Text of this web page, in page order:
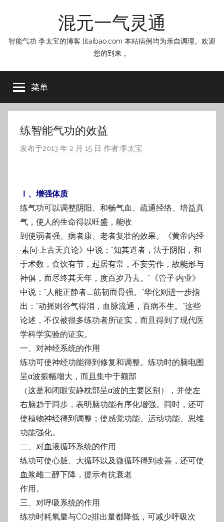
混元一气灵通
智能气功 李太宝的博客 litaibao.com 本站病例均为亲自调理。欢迎
您的到来 。
菜单
练智能气功的效益
发布于2013 年 2 月 15 日 作者:李太宝
Ⅰ、增强体质
练气功可以调整阴阳、和畅气血、疏通经络、培益真
气，使人的生命得以旺盛，能收
到使弱者强、病者康、老者复壮的效果。《黄帝内经
·素问·上古天真论》中说：“知其道者，法于阴阳，和
于术数，食饮有节，起居有常，不妄劳作，故能形与
神俱，而尽终其天年，度百岁乃去。”《管子·内业》
中说：“人能正静者……筋韧而骨强。”华佗则进一步指
出：“动摇则谷气得消，血脉流通，百病不生。”这些
论述，不仅被很多练功者所证实，而且得到了现代医
学科学实验的证实。
一、对神经系统的作用
练功可使神经功能得到修复和调整。练功时的脑电图
呈α波振幅增大，而且集中于额部
（这是和闭眼安静枕部呈α波的主要区别），并使左
右脑趋于同步，表明脑功能有序化增强。同时，还可
使植物神经得到调整；使感觉功能、运动功能、思维
功能强化。
二、对血液循环系统的作用
练功可使心脏、大循环以及微循环得到改善，还可使
血浆雌二醇下降，提示有抗衰老
作用。
三、对呼吸系统的作用
练功时耗氧量与CO2排出量都降低，可减少呼吸次